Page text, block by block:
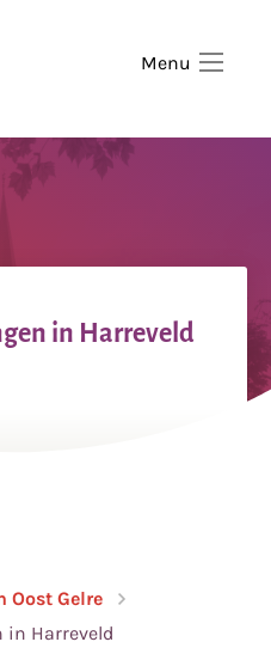
Menu
in Harreveld
Oost Gelre
in Harreveld